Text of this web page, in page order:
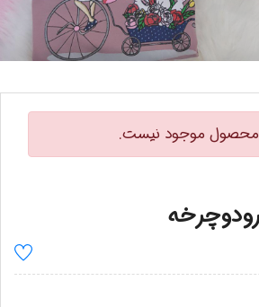
محصول موجود نیست.